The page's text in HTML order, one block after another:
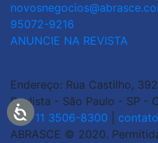
95072-9216
ANUNCIE NA REVISTA
Endereço: Rua Castilho,
Paulista - São Paulo - SP -
+55 11 3506-8300
ABRASCE © 2020.